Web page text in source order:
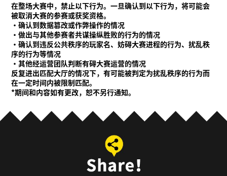
在整场大赛中，禁止以下行为。一旦确认到以下行为，将可能会
被取消大赛的参赛或获奖资格。
·确认到数据篡改或作弊操作的情况
·做出与其他参赛者共谋操纵胜败的行为的情况
·确认到违反公共秩序的玩家名、妨碍大赛进程的行为、扰乱秩
序的行为等情况
·其他经运营团队判断有碍大赛运营的情况
反复进出匹配大厅的情况下，有可能被判定为扰乱秩序的行为而
在一定时间内被限制匹配。
*期间和内容如有更改，恕不另行通知。